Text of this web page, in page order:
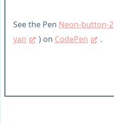
See the Pen Neon-button-2
yan
) on CodePen .